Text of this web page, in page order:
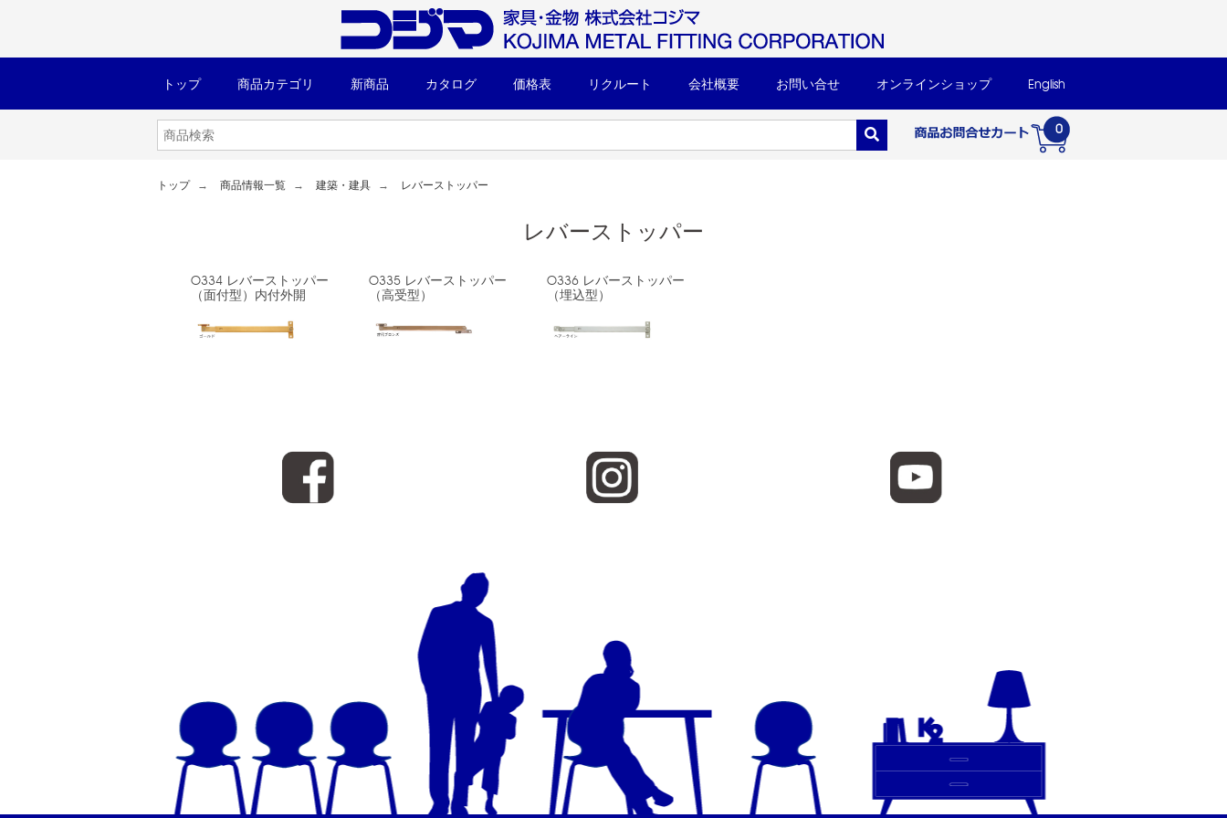
トップ 商品カテゴリ 新商品 カタログ 価格表 リクルート 会社概要 お問い合せ オンラインショップ English
0
トップ 商品情報一覧 建築・建具 レバーストッパー
レバーストッパー
O334 レバーストッパー
（面付型）内付外開
O335 レバーストッパー
（高受型）
O336 レバーストッパー
（埋込型）